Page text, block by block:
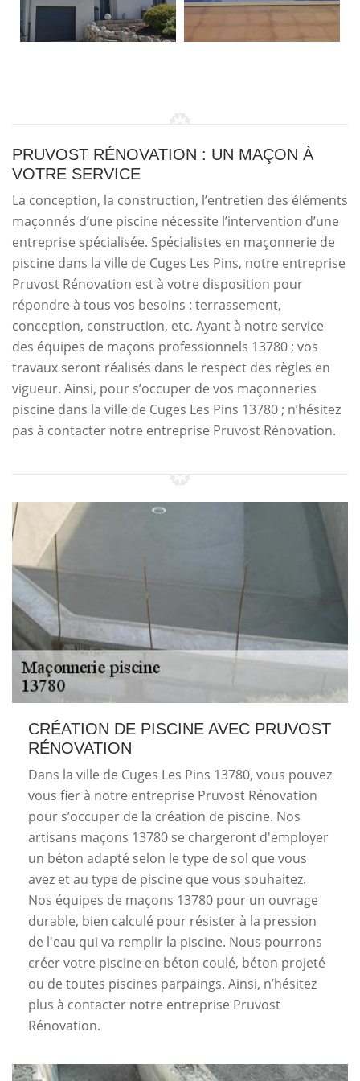
PRUVOST RÉNOVATION : UN MAÇON À
VOTRE SERVICE
La conception, la construction, l’entretien des éléments
maçonnés d’une piscine nécessite l’intervention d’une
entreprise spécialisée. Spécialistes en maçonnerie de
piscine dans la ville de Cuges Les Pins, notre entreprise
Pruvost Rénovation est à votre disposition pour
répondre à tous vos besoins : terrassement,
conception, construction, etc. Ayant à notre service
des équipes de maçons professionnels 13780 ; vos
travaux seront réalisés dans le respect des règles en
vigueur. Ainsi, pour s’occuper de vos maçonneries
piscine dans la ville de Cuges Les Pins 13780 ; n’hésitez
pas à contacter notre entreprise Pruvost Rénovation.
CRÉATION DE PISCINE AVEC PRUVOST
RÉNOVATION
Dans la ville de Cuges Les Pins 13780, vous pouvez
vous fier à notre entreprise Pruvost Rénovation
pour s’occuper de la création de piscine. Nos
artisans maçons 13780 se chargeront d'employer
un béton adapté selon le type de sol que vous
avez et au type de piscine que vous souhaitez.
Nos équipes de maçons 13780 pour un ouvrage
durable, bien calculé pour résister à la pression
de l'eau qui va remplir la piscine. Nous pourrons
créer votre piscine en béton coulé, béton projeté
ou de toutes piscines parpaings. Ainsi, n’hésitez
plus à contacter notre entreprise Pruvost
Rénovation.